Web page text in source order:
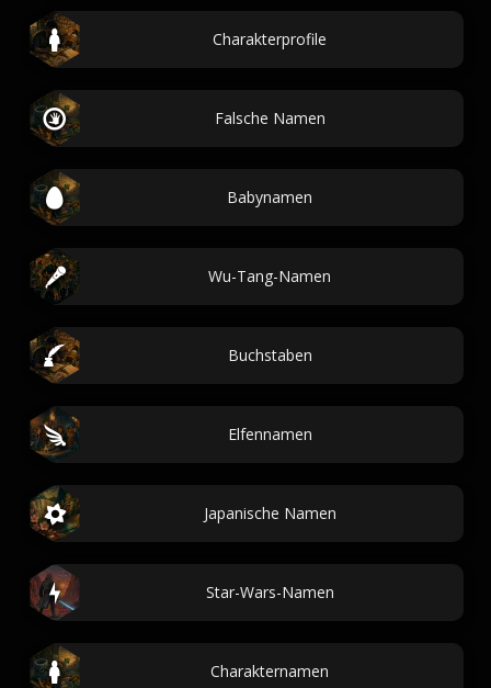
Charakterprofile
Falsche Namen
Babynamen
Wu-Tang-Namen
Buchstaben
Elfennamen
Japanische Namen
Star-Wars-Namen
Charakternamen